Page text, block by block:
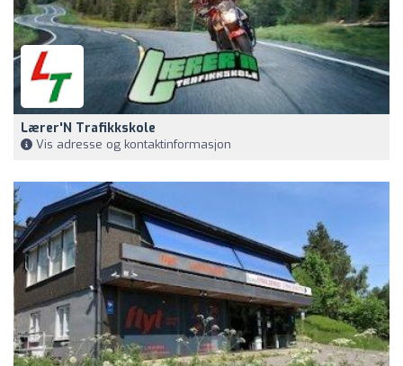
Lærer'N Trafikkskole
Vis adresse og kontaktinformasjon